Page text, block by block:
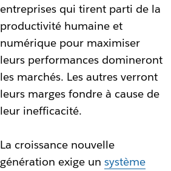
entreprises qui tirent parti de la
productivité humaine et
numérique pour maximiser
leurs performances domineront
les marchés. Les autres verront
leurs marges fondre à cause de
leur inefficacité.
La croissance nouvelle
génération exige un système